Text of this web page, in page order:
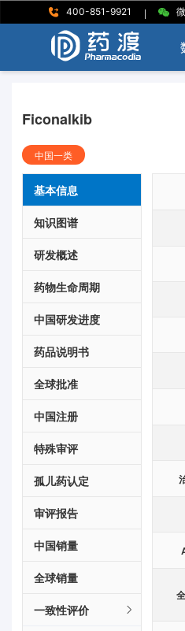
400-851-9921 |
Ficonalkib
中国一类
基本信息
知识图谱
研发概述
药物生命周期
中国研发进度
药品说明书
全球批准
中国注册
特殊审评
孤儿药认定
审评报告
中国销量
全球销量
一致性评价